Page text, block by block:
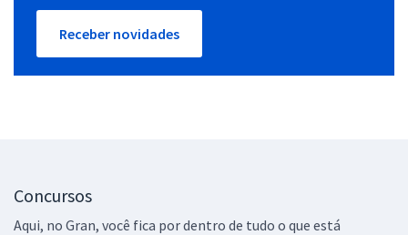
Receber novidades
Concursos
Aqui, no Gran, você fica por dentro de tudo o que está